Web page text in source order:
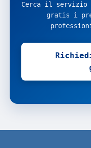
Cerca il servizio
gratis i